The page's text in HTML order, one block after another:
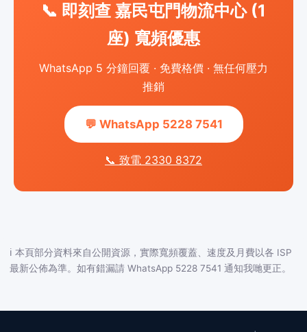
📞 即刻查 嘉民屯門物流中心 (1
座) 寬頻優惠
WhatsApp 5 分鐘回覆 · 免費格價 · 無任何壓力
推銷
💬 WhatsApp 5228 7541
📞 致電 2330 8372
ℹ️ 本頁部分資料來自公開資源，實際寬頻覆蓋、速度及月費以各 ISP
最新公佈為準。如有錯漏請 WhatsApp 5228 7541 通知我哋更正。